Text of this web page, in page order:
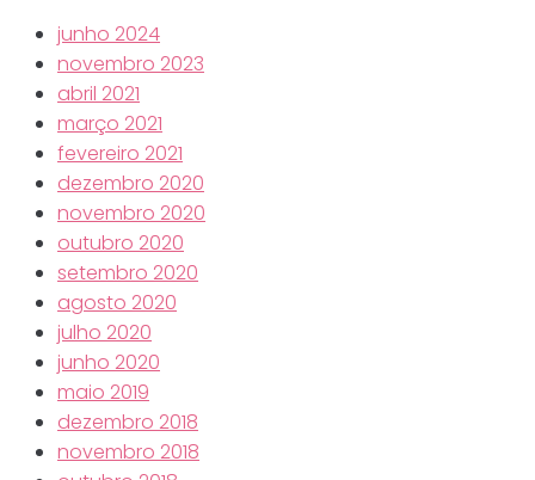
junho 2024
novembro 2023
abril 2021
março 2021
fevereiro 2021
dezembro 2020
novembro 2020
outubro 2020
setembro 2020
agosto 2020
julho 2020
junho 2020
maio 2019
dezembro 2018
novembro 2018